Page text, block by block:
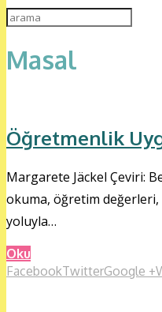
Masal
Öğretmenlik
Margarete Jäckel Çeviri:
okuma, öğretim
yoluyla…
Oku
FacebookTwitterGoogle +